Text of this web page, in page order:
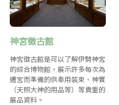
神宮徵古館
神宮徵古館是可以了解伊勢神宮
的綜合博物館，展示許多每次為
遷宮而準備的供奉用裝束、神寶
（天照大神的用品等）等貴重的
展品資料。